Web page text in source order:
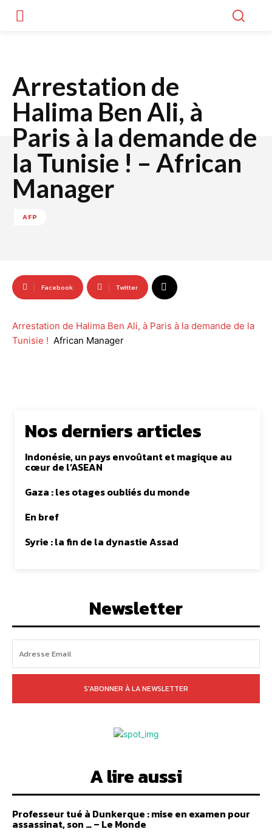
Arrestation de
Halima Ben Ali, à
Paris à la demande de
la Tunisie ! – African
Manager
AFP
Facebook Twitter
Arrestation de Halima Ben Ali, à Paris à la demande de la
Tunisie ! African Manager
Nos derniers articles
Indonésie, un pays envoûtant et magique au
cœur de l’ASEAN
Gaza : les otages oubliés du monde
En bref
Syrie : la fin de la dynastie Assad
Newsletter
S'ABONNER À LA NEWSLETTER
A lire aussi
Professeur tué à Dunkerque : mise en examen pour
assassinat, son … – Le Monde